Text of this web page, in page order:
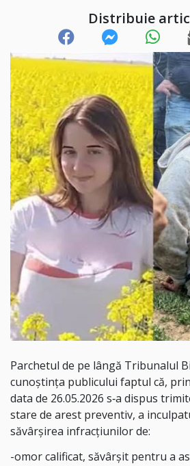
Distribuie
Parchetul de pe lângă Tribunalul
cunoştinţa publicului faptul că, prin
data de 26.05.2026 s‑a dispus
stare de arest preventiv, a
săvârşirea infracţiunilor de:
-omor calificat, săvârşit pentru a